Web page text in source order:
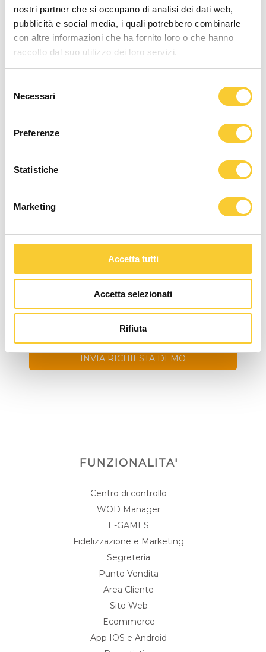
nostri partner che si occupano di analisi dei dati web,
pubblicità e social media, i quali potrebbero combinarle
con altre informazioni che ha fornito loro o che hanno
raccolto dal suo utilizzo dei loro servizi.
delNecessari
Preferenze
Statistiche
Marketing
Accetta tutti
Accetta selezionati
Rifiuta
se si quale?
Accettazione Termini e Condizioni*
da specifiche riportate alla pagina Termini &
Condizioni di Vendita dei Servizi.
Piattaforma
riportate nella pagina Condizioni d'uso del Sito e
Consenso Informato
Richiedendo questa demo, autorizzi ENIA S.r.l. al
saranno utilizzati o forniti a soggetti terzi. Per
maggiori informazioni consultare la pagina Policy &
Privacy e Cookies Policy
Controllo sicurezza*
INVIA RICHIESTA DEMO
FUNZIONALITA'
Centro di controllo
WOD Manager
E-GAMES
Fidelizzazione e Marketing
Segreteria
Punto Vendita
Area Cliente
Sito Web
Ecommerce
App IOS e Android